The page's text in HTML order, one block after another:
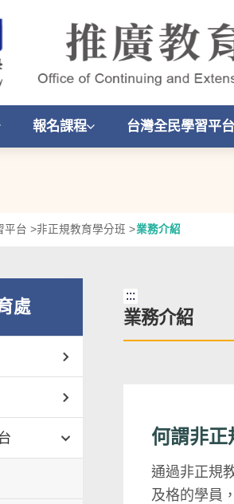
報名課程 台灣全民學習平台
平台 >非正規教育學分班 >業務介紹
處
:::
業務介紹
何謂非正
通過非正規
及格的學員